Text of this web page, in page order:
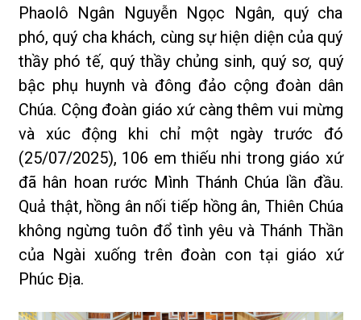
Phaolô Ngân Nguyễn Ngọc Ngân, quý cha
phó, quý cha khách, cùng sự hiện diện của quý
thầy phó tế, quý thầy chủng sinh, quý sơ, quý
bậc phụ huynh và đông đảo cộng đoàn dân
Chúa. Cộng đoàn giáo xứ càng thêm vui mừng
và xúc động khi chỉ một ngày trước đó
(25/07/2025), 106 em thiếu nhi trong giáo xứ
đã hân hoan rước Mình Thánh Chúa lần đầu.
Quả thật, hồng ân nối tiếp hồng ân, Thiên Chúa
không ngừng tuôn đổ tình yêu và Thánh Thần
của Ngài xuống trên đoàn con tại giáo xứ
Phúc Địa.